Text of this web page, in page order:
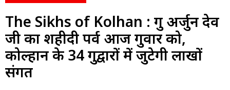
The Sikhs of Kolhan : गुरु अर्जुन देव
जी का शहीदी पर्व आज गुरुवार को,
कोल्हान के 34 गुरुद्वारों में जुटेगी लाखों
संगत